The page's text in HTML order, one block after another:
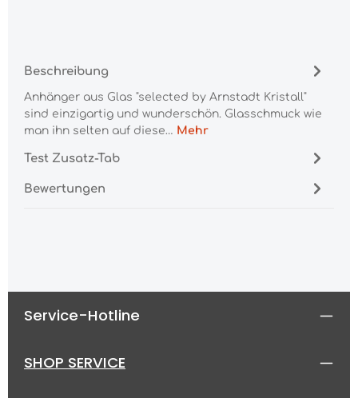
Beschreibung
Anhänger aus Glas "selected by Arnstadt Kristall"
sind einzigartig und wunderschön. Glasschmuck wie
man ihn selten auf diese… Mehr
Test Zusatz-Tab
Bewertungen
Service-Hotline
SHOP SERVICE